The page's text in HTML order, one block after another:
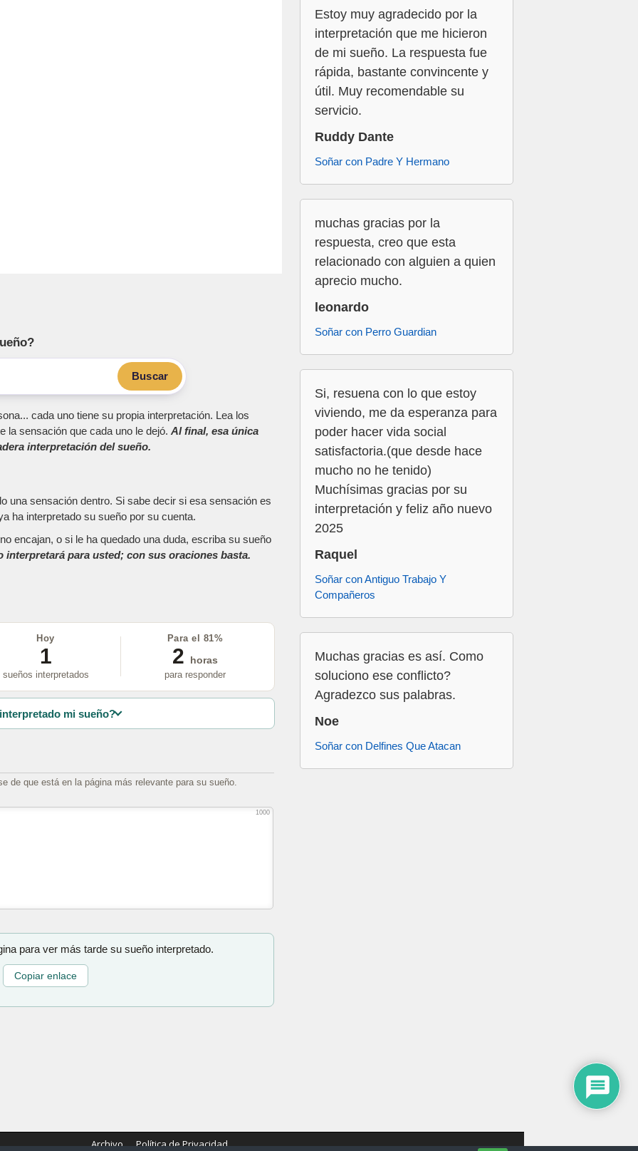
Buscar
cada uno tiene su propia interpretación. Lea los
la sensación que cada uno le dejó. Al final, esa única
interpretación del sueño.
una sensación dentro. Si sabe decir si esa sensación es
ha interpretado su sueño por su cuenta.
encajan, o si le ha quedado una duda, escriba su sueño
interpretará para usted; con sus oraciones basta.
Hoy
1
sueños interpretados
Para el 81%
2
horas
para responder
mi sueño?
de que está en la página más relevante para su sueño.
1000
para ver más tarde su sueño interpretado.
Copiar enlace
Estoy muy agradecido por la
interpretación que me hicieron
de mi sueño. La respuesta fue
rápida, bastante convincente y
útil. Muy recomendable su
servicio.
Ruddy Dante
Soñar con Padre Y Hermano
muchas gracias por la
respuesta, creo que esta
relacionado con alguien a quien
aprecio mucho.
leonardo
Soñar con Perro Guardian
Si, resuena con lo que estoy
viviendo, me da esperanza para
poder hacer vida social
satisfactoria.(que desde hace
mucho no he tenido)
Muchísimas gracias por su
interpretación y feliz año nuevo
2025
Raquel
Soñar con Antiguo Trabajo Y
Compañeros
Muchas gracias es así. Como
soluciono ese conflicto?
Agradezco sus palabras.
Noe
Soñar con Delfines Que Atacan
Archivo Política de Privacidad